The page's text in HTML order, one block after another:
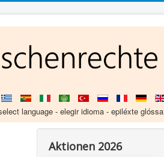
language - elegir idioma - epiléxte glóssa
Aktionen 2026